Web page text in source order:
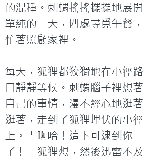
的混種。刺蝟搖搖擺擺地展開
單純的一天，四處尋覓午餐，
忙著照顧家裡。
每天，狐狸都狡猾地在小徑路
口靜靜等候。刺蝟腦子裡想著
自己的事情，漫不經心地逛著
逛著，走到了狐狸埋伏的小徑
上。「啊哈！這下可逮到你
了！」狐狸想，然後迅雷不及